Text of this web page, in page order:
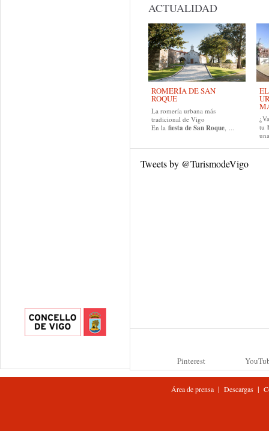
ACTUALIDAD
ROMERÍA DE SAN
ROQUE
La romería urbana más
tradicional de Vigo
En la fiesta de San Roque, ...
tu
Tweets by @TurismodeVigo
Pinterest
Área de prensa| Descargas|